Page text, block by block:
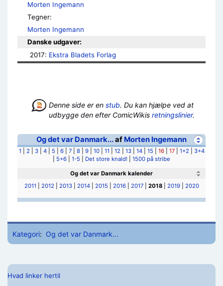
Morten Ingemann
Tegner:
Morten Ingemann
Danske udgaver:
2017: Ekstra Bladets Forlag
Denne side er en stub. Du kan hjælpe ved at
udbygge den efter ComicWikis retningslinier.
Og det var Danmark...af Morten Ingemann
1 2 3| 4| 5 6| 7| 8| 9| 10| 11 12 13| 14| 15 16| 17| 1+2
3+4
5+6 1-5 Det store knald! 1500 på stribe
Og det var Danmark kalender
2011
2012 2013| 2014| 2015 2016| 2017| 2018| 2019| 2020
Kategori: Og det var Danmark...
Hvad linker hertil